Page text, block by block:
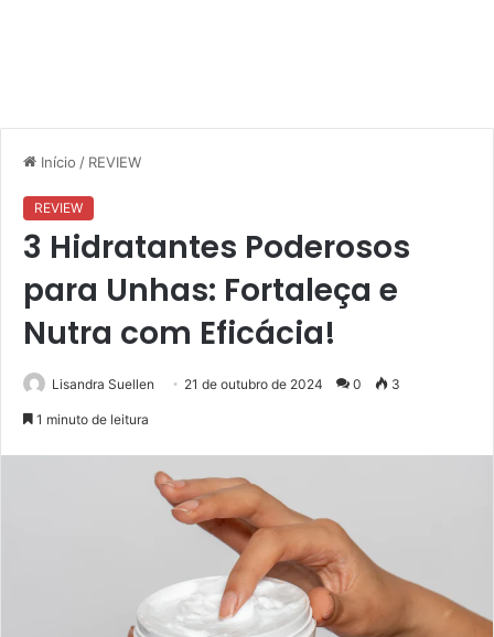
Início / REVIEW
REVIEW
3 Hidratantes Poderosos
para Unhas: Fortaleça e
Nutra com Eficácia!
Lisandra Suellen 21 de outubro de 2024 0 3
1 minuto de leitura